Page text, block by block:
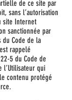
de ce site par
sans l’autorisation
site Internet
sanctionnée par
du Code de la
rappelé
5 du Code de
qui
contenu protégé